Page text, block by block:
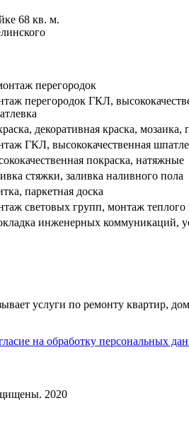
68 кв. м.
перегородок
перегородок ГКЛ,
декоративная краска,
ГКЛ, высококачественная
покраска, натяжные
стяжки, заливка наливного пола
паркетная доска
световых групп, монтаж теплого
инженерных коммуникаций,
услуги по ремонту квартир,
на обработку персональных
2020